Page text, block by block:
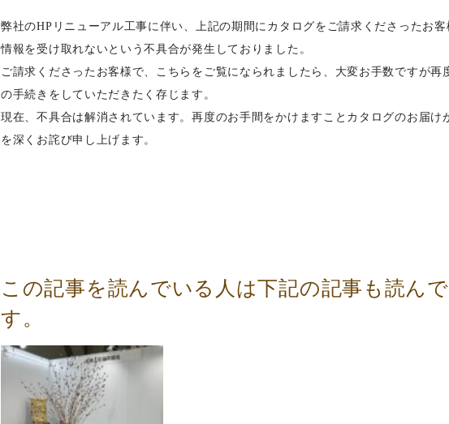
弊社のHPリニューアル工事に伴い、上記の期間にカタログをご請求くださったお
情報を受け取れないという不具合が発生しておりました。
ご請求くださったお客様で、こちらをご覧になられましたら、大変お手数ですが再
の手続きをしていただきたく存じます。
現在、不具合は解消されています。再度のお手間をかけますことカタログのお届け
を深くお詫び申し上げます。
この記事を読んでいる人は下記の記事も読んで
す。